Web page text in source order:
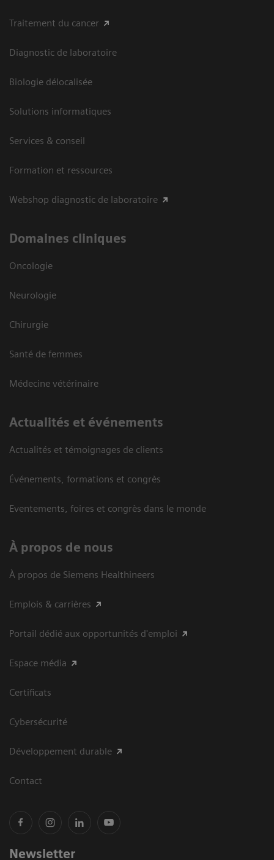
Traitement du cancer
Diagnostic de laboratoire
Biologie délocalisée
Solutions informatiques
Services & conseil
Formation et ressources
Webshop diagnostic de laboratoire
Domaines cliniques
Oncologie
Neurologie
Chirurgie
Santé de femmes
Médecine vétérinaire
Actualités et événements
Actualités et témoignages de clients
Événements, formations et congrès
Eventements, foires et congrès dans le monde
À propos de nous
À propos de Siemens Healthineers
Emplois & carrières
Portail dédié aux opportunités d'emploi
Espace média
Certificats
Cybersécurité
Développement durable
Contact
Newsletter